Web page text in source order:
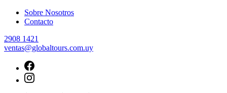
Sobre Nosotros
Contacto
2908 1421
ventas@globaltours.com.uy